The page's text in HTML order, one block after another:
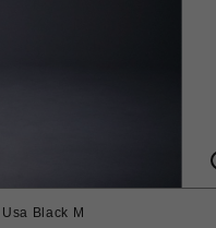
Black M